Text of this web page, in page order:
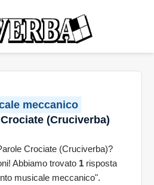
meccanico
(Cruciverba)
Crociate (Cruciverba)?
Abbiamo trovato 1 risposta
musicale meccanico".